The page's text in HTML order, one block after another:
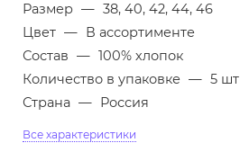
Размер — 38, 40, 42, 44, 46
Цвет — В ассортименте
Состав — 100% хлопок
Количество в упаковке — 5 шт
Страна — Россия
Все характеристики